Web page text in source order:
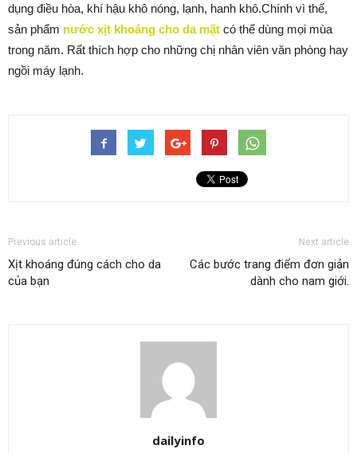
dụng điều hòa, khí hậu khô nóng, lạnh, hanh khô.Chính vì thế,
sản phẩm nước xịt khoáng cho da mặt có thể dùng mọi mùa
trong năm. Rất thích hợp cho những chị nhân viên văn phòng hay
ngồi máy lạnh.
Previous article
Xịt khoáng đúng cách cho da
của bạn
Next article
Các bước trang điểm đơn giản
dành cho nam giới.
dailyinfo